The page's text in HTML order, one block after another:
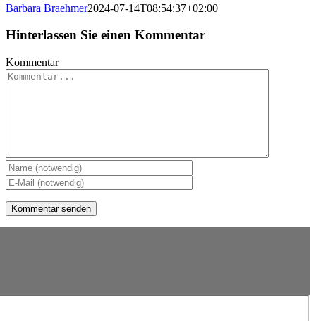
Barbara Braehmer2024-07-14T08:54:37+02:00
Hinterlassen Sie einen Kommentar
Kommentar